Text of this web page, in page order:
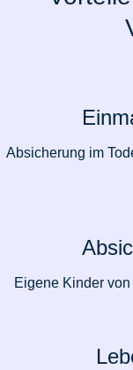
Absicherung im
Eigene Kinder